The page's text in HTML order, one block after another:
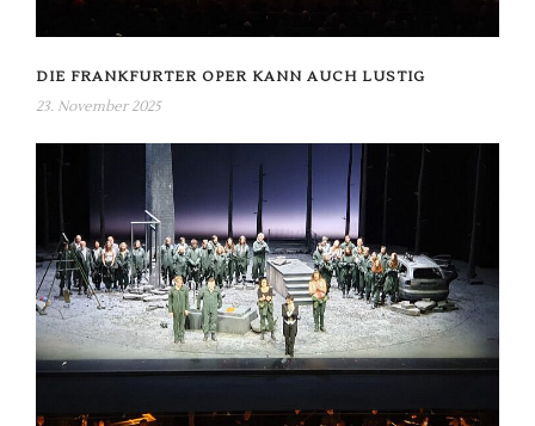
DIE FRANKFURTER OPER KANN AUCH LUSTIG
23. November 2025